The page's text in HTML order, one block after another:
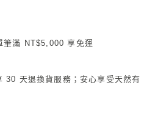
滿 NT$5,000 享免運
30 天退換貨服務；安心享受天然有